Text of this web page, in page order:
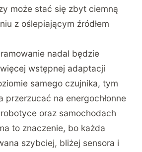
może stać się zbyt ciemną
z oślepiającym źródłem
nadal będzie
wstępnej adaptacji
samego czujnika, tym
przerzucać na energochłonne
oraz samochodach
to znaczenie, bo każda
szybciej, bliżej sensora i